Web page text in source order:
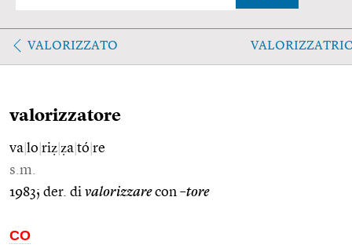
VALORIZZATO
valorizzatore
va lo riẓ ẓa tó re
s.m.
1983; der. di valorizzarecon –tore
CO